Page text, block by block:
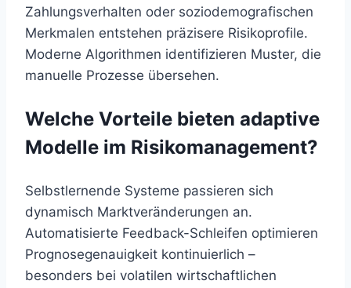
Zahlungsverhalten oder soziodemografischen
Merkmalen entstehen präzisere Risikoprofile.
Moderne Algorithmen identifizieren Muster, die
manuelle Prozesse übersehen.
Welche Vorteile bieten adaptive
Modelle im Risikomanagement?
Selbstlernende Systeme passieren sich
dynamisch Marktveränderungen an.
Automatisierte Feedback-Schleifen optimieren
Prognosegenauigkeit kontinuierlich –
besonders bei volatilen wirtschaftlichen